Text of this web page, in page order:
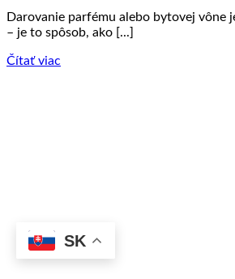
Darovanie parfému alebo bytovej vône
– je to spôsob, ako [...]
Čítať viac
SK